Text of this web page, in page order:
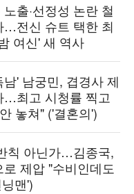
출·선정성 논란 철
…전신 슈트 택한 최
여신' 새 역사
' 남궁민, 겹경사 제
…최고 시청률 찍고
놓쳐" ('결혼의')
칙 아닌가…김종국,
제압 "수비인데도
맨')